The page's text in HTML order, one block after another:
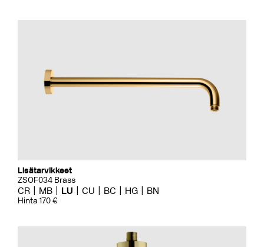
Lisätarvikkeet
ZSOF034 Brass
CR MB LU CU BC HG BN
Hinta 170 €